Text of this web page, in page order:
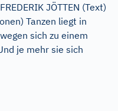
JÖTTEN (Text)
Tanzen liegt in
sich zu einem
je mehr sie sich